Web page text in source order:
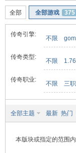
全部 全部游戏 375
传奇引擎:
不限
传奇类型:
不限 1.76
传奇职业:
不限 三
全部主题 最新 热门
本版块或指定的范围